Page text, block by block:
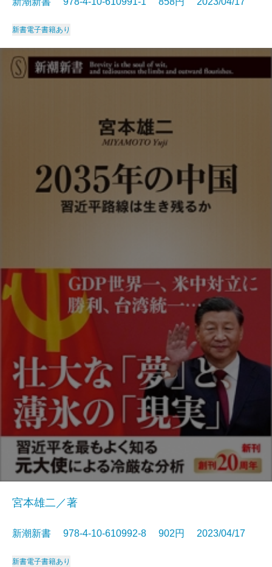
新書電子書籍あり
宮本雄二／著
新潮新書 978-4-10-610992-8 902円 2023/04/17
新書電子書籍あり